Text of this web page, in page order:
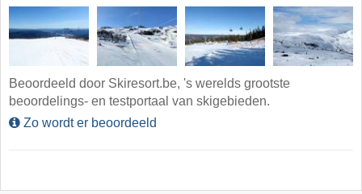
Beoordeeld door Skiresort.be, 's werelds grootste
beoordelings- en testportaal van skigebieden.
Zo wordt er beoordeeld